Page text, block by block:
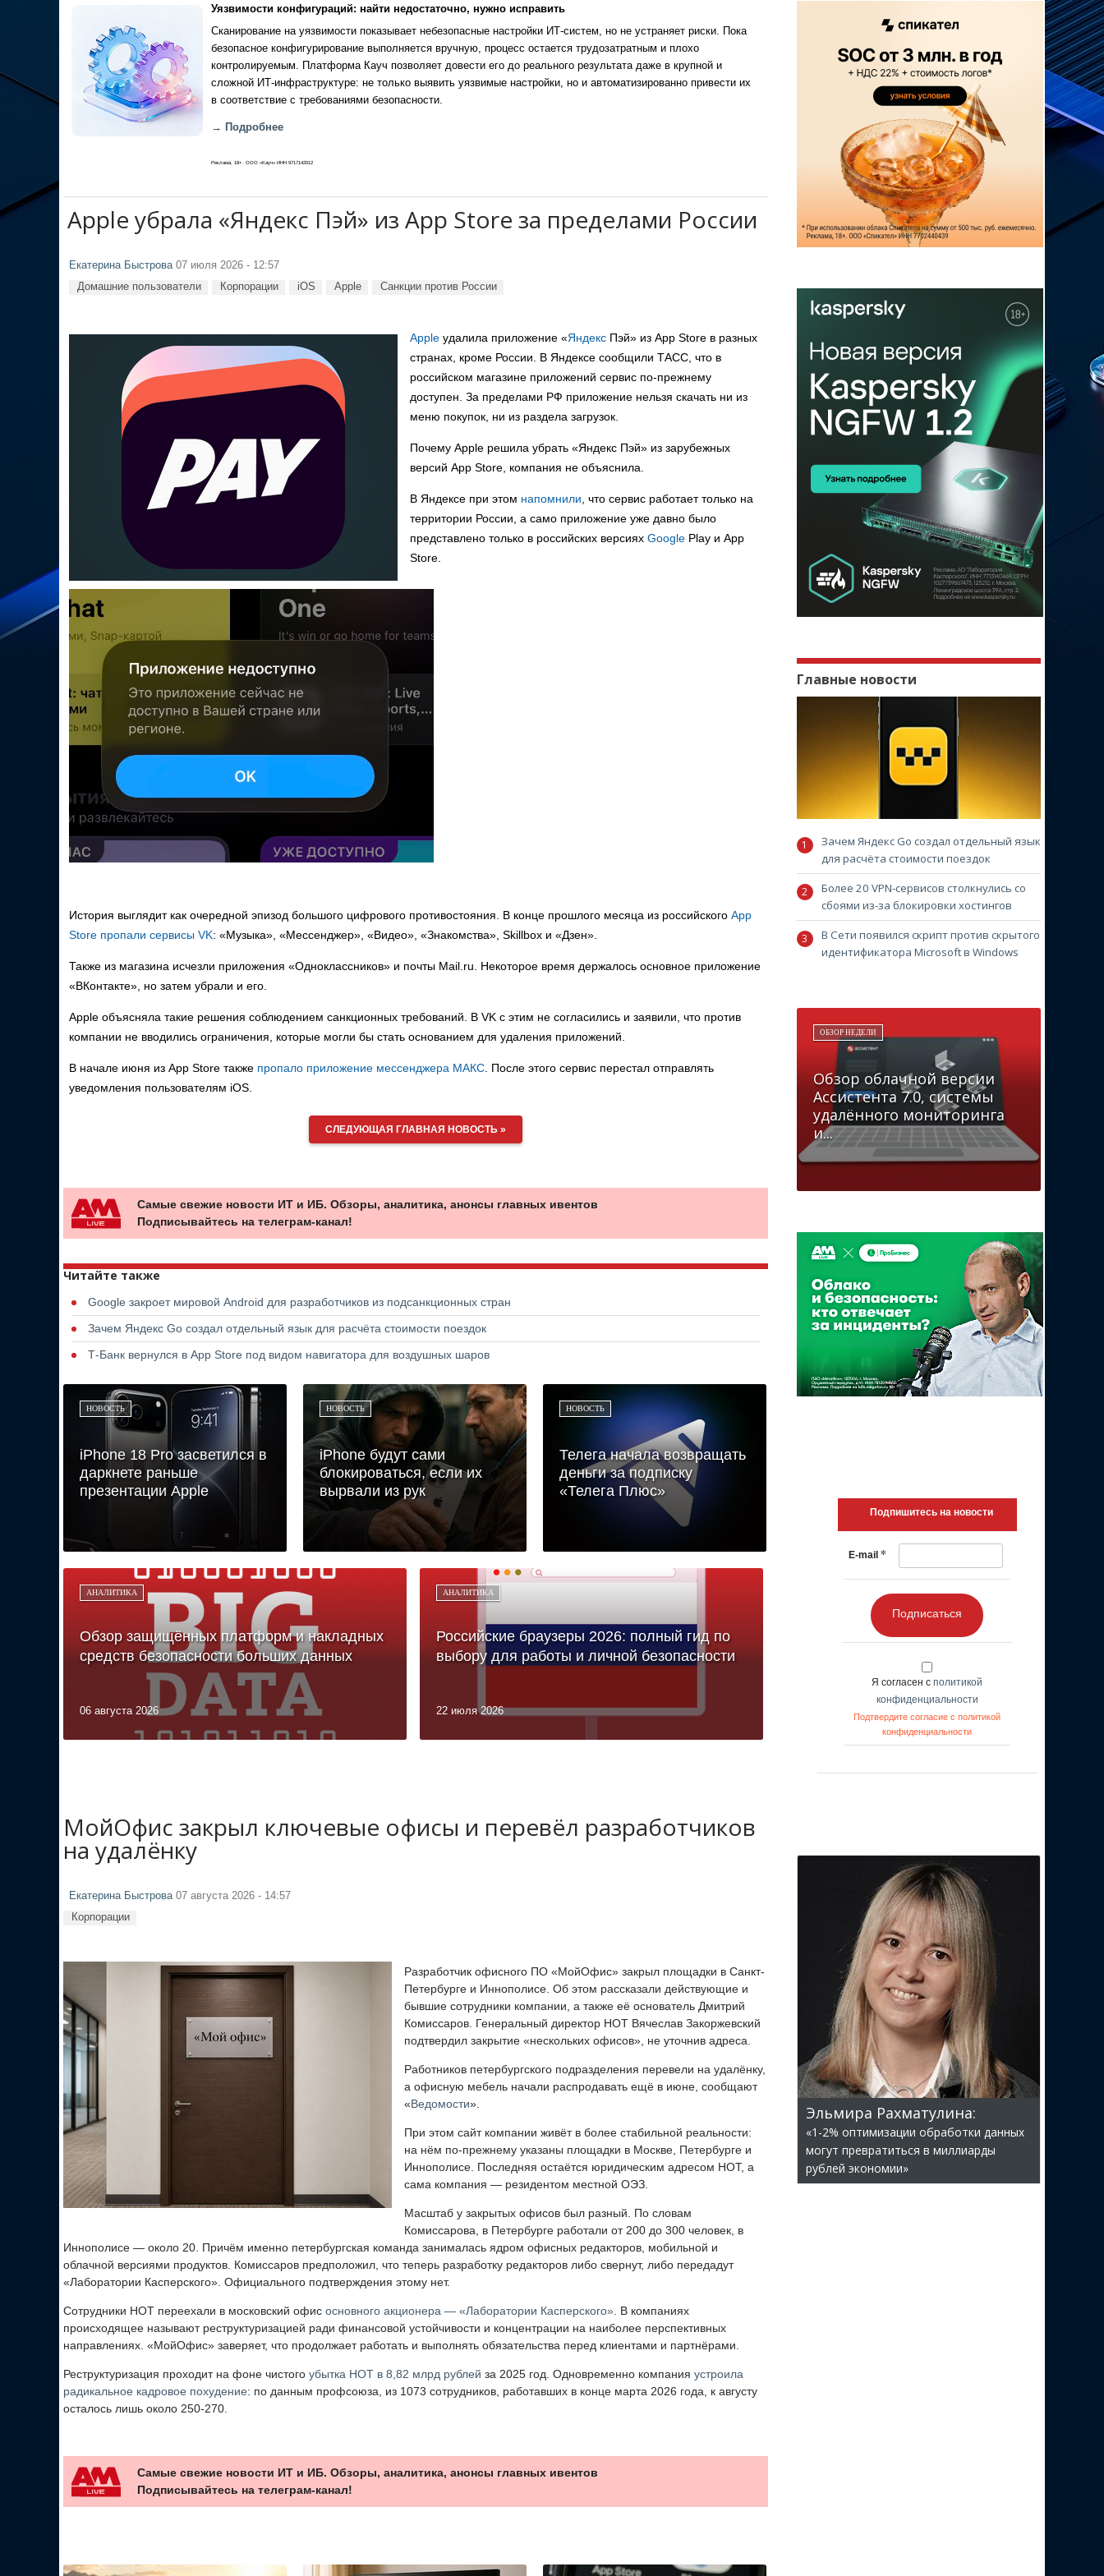
Уязвимости конфигураций: найти недостаточно, нужно исправить
Сканирование на уязвимости показывает небезопасные настройки ИТ-систем, но не устраняет риски. Пока
безопасное конфигурирование выполняется вручную, процесс остается трудозатратным и плохо
контролируемым. Платформа Кауч позволяет довести его до реального результата даже в крупной и
сложной ИТ-инфраструктуре: не только выявить уязвимые настройки, но и автоматизированно привести их
в соответствие с требованиями безопасности.
→ Подробнее
Реклама, 18+. ООО «Кауч» ИНН 9717142012
Apple убрала «Яндекс Пэй» из App Store за пределами России
Екатерина Быстрова07 июля 2026 - 12:57
Домашние пользователи Корпорации iOS Apple Санкции против России
Apple удалила приложение «Яндекс Пэй» из App Store в разных
странах, кроме России. В Яндексе сообщили ТАСС, что в
российском магазине приложений сервис по-прежнему
доступен. За пределами РФ приложение нельзя скачать ни из
меню покупок, ни из раздела загрузок.
Почему Apple решила убрать «Яндекс Пэй» из зарубежных
версий App Store, компания не объяснила.
В Яндексе при этом напомнили , что сервис работает только на
территории России, а само приложение уже давно было
представлено только в российских версиях Google Play и App
Store.
История выглядит как очередной эпизод большого цифрового противостояния. В конце прошлого месяца из российского App
Store пропали сервисы VK: «Музыка», «Мессенджер», «Видео», «Знакомства», Skillbox и «Дзен».
Также из магазина исчезли приложения «Одноклассников» и почты Mail.ru. Некоторое время держалось основное приложение
«ВКонтакте», но затем убрали и его.
Apple объясняла такие решения соблюдением санкционных требований. В VK с этим не согласились и заявили, что против
компании не вводились ограничения, которые могли бы стать основанием для удаления приложений.
В начале июня из App Store также пропало приложение мессенджера МАКС . После этого сервис перестал отправлять
уведомления пользователям iOS.
СЛЕДУЮЩАЯ ГЛАВНАЯ НОВОСТЬ »
Самые свежие новости ИТ и ИБ. Обзоры, аналитика, анонсы главных ивентов
Подписывайтесь на телеграм-канал!
Читайте также
Google закроет мировой Android для разработчиков из подсанкционных стран
Зачем Яндекс Go создал отдельный язык для расчёта стоимости поездок
Т-Банк вернулся в App Store под видом навигатора для воздушных шаров
НОВОСТЬ
iPhone 18 Pro засветился в
даркнете раньше
презентации Apple
НОВОСТЬ
iPhone будут сами
блокироваться, если их
вырвали из рук
НОВОСТЬ
Телега начала возвращать
деньги за подписку
«Телега Плюс»
АНАЛИТИКА
Обзор защищённых платформ и накладных
средств безопасности больших данных
06 августа 2026
АНАЛИТИКА
Российские браузеры 2026: полный гид по
выбору для работы и личной безопасности
22 июля 2026
МойОфис закрыл ключевые офисы и перевёл разработчиков
на удалёнку
Екатерина Быстрова 07 августа 2026 - 14:57
Корпорации
Разработчик офисного ПО «МойОфис» закрыл площадки в Санкт-
Петербурге и Иннополисе. Об этом рассказали действующие и
бывшие сотрудники компании, а также её основатель Дмитрий
Комиссаров. Генеральный директор НОТ Вячеслав Закоржевский
подтвердил закрытие «нескольких офисов», не уточнив адреса.
Работников петербургского подразделения перевели на удалёнку,
а офисную мебель начали распродавать ещё в июне, сообщают
«Ведомости».
При этом сайт компании живёт в более стабильной реальности:
на нём по-прежнему указаны площадки в Москве, Петербурге и
Иннополисе. Последняя остаётся юридическим адресом НОТ, а
сама компания — резидентом местной ОЭЗ.
Масштаб у закрытых офисов был разный. По словам
Комиссарова, в Петербурге работали от 200 до 300 человек, в
Иннополисе — около 20. Причём именно петербургская команда занималась ядром офисных редакторов, мобильной и
облачной версиями продуктов. Комиссаров предположил, что теперь разработку редакторов либо свернут, либо передадут
«Лаборатории Касперского». Официального подтверждения этому нет.
Сотрудники НОТ переехали в московский офис основного акционера — «Лаборатории Касперского» . В компаниях
происходящее называют реструктуризацией ради финансовой устойчивости и концентрации на наиболее перспективных
направлениях. «МойОфис» заверяет, что продолжает работать и выполнять обязательства перед клиентами и партнёрами.
Реструктуризация проходит на фоне чистого убытка НОТ в 8,82 млрд рублей за 2025 год. Одновременно компания устроила
радикальное кадровое похудение: по данным профсоюза, из 1073 сотрудников, работавших в конце марта 2026 года, к августу
осталось лишь около 250-270.
Самые свежие новости ИТ и ИБ. Обзоры, аналитика, анонсы главных ивентов
Подписывайтесь на телеграм-канал!
Главные новости
Зачем Яндекс Go создал отдельный язык
для расчёта стоимости поездок
Более 20 VPN-сервисов столкнулись со
сбоями из-за блокировки хостингов
В Сети появился скрипт против скрытого
идентификатора Microsoft в Windows
ОБЗОР НЕДЕЛИ
Обзор облачной версии
Ассистента 7.0, системы
удалённого мониторинга
и...
Подпишитесь на новости
E-mail *
Подписаться
Я согласен с политикой
конфиденциальности
Подтвердите согласие с политикой
конфиденциальности
Эльмира Рахматулина:
«1-2% оптимизации обработки данных
могут превратиться в миллиарды
рублей экономии»